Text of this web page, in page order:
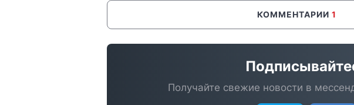
КОММЕНТАРИИ 1
Получайте свежие новости в